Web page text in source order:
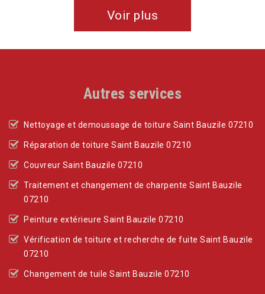
Voir plus
Autres services
Nettoyage et demoussage de toiture Saint Bauzile 07210
Réparation de toiture Saint Bauzile 07210
Couvreur Saint Bauzile 07210
Traitement et changement de charpente Saint Bauzile
07210
Peinture extérieure Saint Bauzile 07210
Vérification de toiture et recherche de fuite Saint Bauzile
07210
Changement de tuile Saint Bauzile 07210